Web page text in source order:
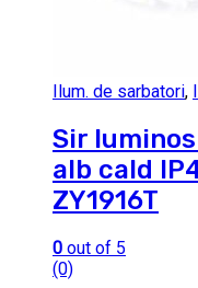
Ilum. de sarbatori,
Sir
alb cald
ZY1916T
0 out of 5
(0)